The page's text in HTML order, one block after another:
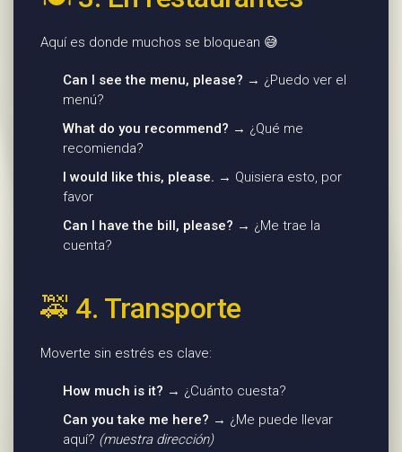
Aquí es donde muchos se bloquean 😅
Can I see the menu, please? → ¿Puedo ver el
menú?
What do you recommend? → ¿Qué me
recomienda?
I would like this, please. → Quisiera esto, por
favor
Can I have the bill, please? → ¿Me trae la
cuenta?
🚕 4. Transporte
Moverte sin estrés es clave:
How much is it? → ¿Cuánto cuesta?
Can you take me here? → ¿Me puede llevar
aquí? (muestra dirección)